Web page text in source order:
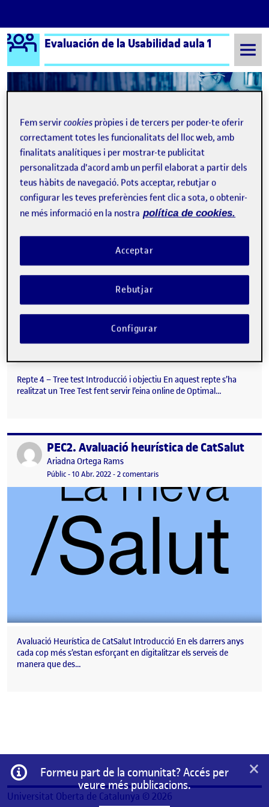
Saltar al contingut
Logo Ágora
Evaluación de la Usabilidad aula 1
Semestre 20212 - Aula 1 Ariadna Ortega Rams
Ariadna Ortega Rams
Publicat perRepte 4 – Tree test
Publicat per
Ariadna Ortega Rams
Visibilitat:
Públic-Data de publicació
12 Juny 2022 27 gener, 2023 9:31 am
-comentariel Repte 4 – Tree test
Repte 4 – Tree test Introducció i objectiu En aquest repte s’ha
realitzat un Tree Test fent servir l’eina online de Optimal…
Publicat perPEC2. Avaluació heurística de CatSalut
Publicat per
Ariadna Ortega Rams
Visibilitat:
Públic-Data de publicació
10 Abr. 202227 gener, 2023 9:31 am
-2 comentarisa PEC2. Avaluació heurística de
Avaluació Heurística de CatSalut Introducció En els darrers anys
cada cop més s’estan esforçant en digitalitzar els serveis de
manera que des…
Informació
Formeu part de la comunitat? Accés per
veure més publicacions.
×
Universitat Oberta de Catalunya © 2026
Fem servircookies pròpies i de tercers per poder-te oferir
correctament totes les funcionalitats del lloc web, amb
finalitats analítiques i per mostrar-te publicitat
personalitzada d'acord amb un perfil elaborat a partir dels
teus hàbits de navegació. Pots acceptar, rebutjar o
configurar les teves preferències fent clic a sota, o obtenir-
ne més informació en la nostra política de cookies.
Rebutjar
Acceptar
Configurar